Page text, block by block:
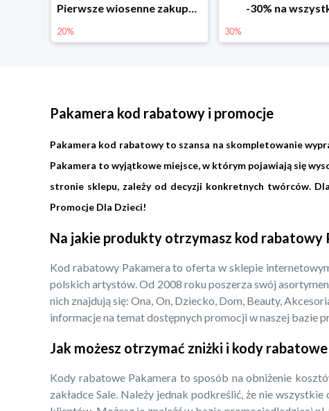
Pierwsze wiosenne zakupy -20%
20%
-30% na
30%
Pakamera kod rabatowy i promocje
Pakamera kod rabatowy to szansa na skompletowanie
Pakamera to wyjątkowe miejsce, w którym pojawiają się
stronie sklepu, zależy od decyzji konkretnych twórców.
Promocje Dla Dzieci!
Na jakie produkty otrzymasz kod rabatowy
Kod rabatowy Pakamera to oferta w sklepie
polskich artystów. Od 2008 roku poszerza swój
nich znajdują się: Ona, On, Dziecko, Dom, Beauty,
informacje na temat dostępnych promocji w naszej bazie
Jak możesz otrzymać zniżki i kody
Kody rabatowe Pakamera to sposób na obniżenie
zakładce Sale. Należy jednak podkreślić, że nie